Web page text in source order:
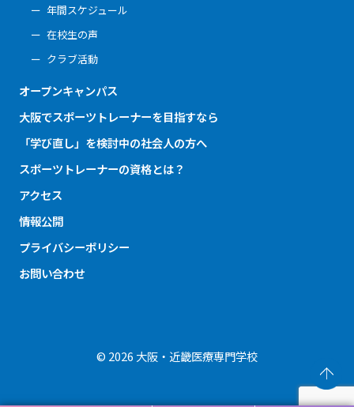
年間スケジュール
在校生の声
クラブ活動
オープンキャンパス
大阪でスポーツトレーナーを目指すなら
「学び直し」を検討中の社会人の方へ
スポーツトレーナーの資格とは？
アクセス
情報公開
プライバシーポリシー
お問い合わせ
© 2026 大阪・近畿医療専門学校